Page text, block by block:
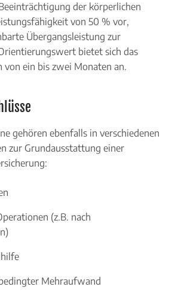
der körperlichen
von 50 % vor,
Übergangsleistung zur
bietet sich das
ein bis zwei Monaten an.
gehören ebenfalls in verschiedenen
zur Grundausstattung einer
(z.B. nach
Mehraufwand